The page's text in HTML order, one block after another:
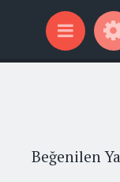
Beğenilen